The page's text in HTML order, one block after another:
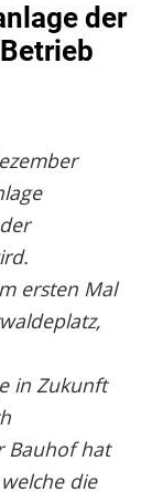
der
ersten Mal
in Zukunft
Bauhof hat
die